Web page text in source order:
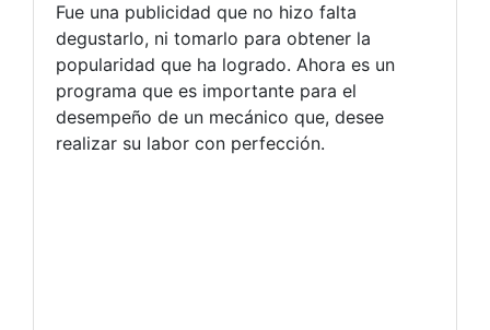
Fue una publicidad que no hizo falta
degustarlo, ni tomarlo para obtener la
popularidad que ha logrado. Ahora es un
programa que es importante para el
desempeño de un mecánico que, desee
realizar su labor con perfección.